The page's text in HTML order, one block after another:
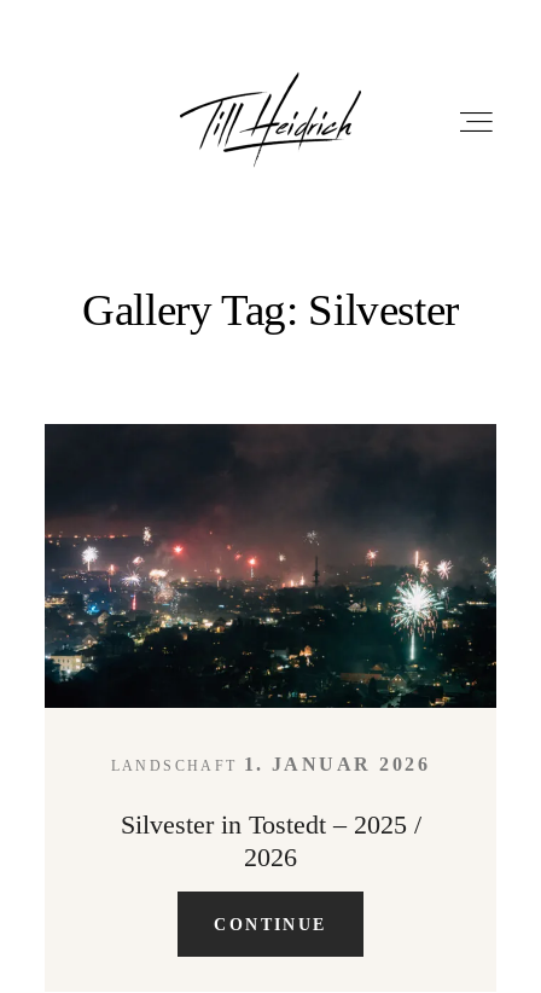
HOME
FOTOBOX
LEISTUNGEN
KONTAKT
ABOUT
Gallery Tag: Silvester
LANDSCHAFT 1. JANUAR 2026
Silvester in Tostedt – 2025 /
2026
CONTINUE